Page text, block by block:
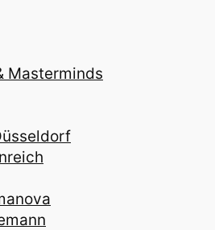
Masterminds